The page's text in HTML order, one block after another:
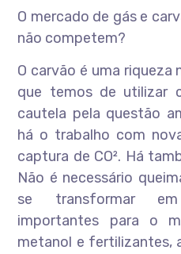
O mercado de gás e
não competem?
O carvão é uma
que temos de utilizar
cautela pela questão
há o trabalho com
captura de CO². Há
Não é necessário
se transformar
importantes para o
metanol e fertilizantes,